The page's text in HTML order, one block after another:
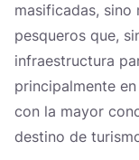
masificadas, sino
pesqueros que,
infraestructura
principalmente
con la mayor
destino de